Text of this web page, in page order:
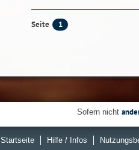
Seite 1
Sofern nicht
Startseite Hilfe / Infos